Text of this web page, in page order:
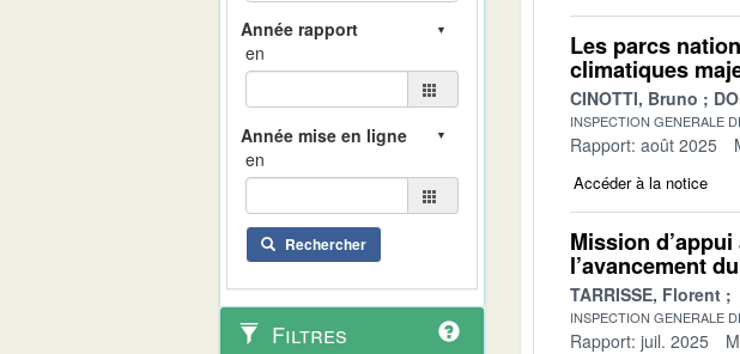
en
en
Rechercher
Filtres
Les parcs
climatiques
CINOTTI, Bruno
INSPECTION GENERALE
Rapport: août 2025
Accéder à la notice
Mission
l’avancement
TARRISSE, Florent
INSPECTION GENERALE
Rapport: juil. 2025